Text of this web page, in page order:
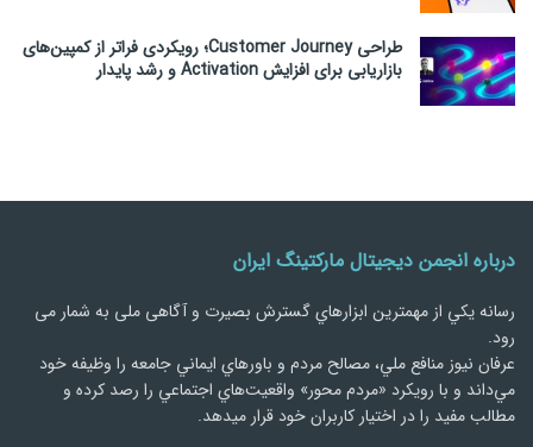
طراحی Customer Journey؛ رویکردی فراتر از کمپین‌های
بازاریابی برای افزایش Activation و رشد پایدار
درباره انجمن دیجیتال مارکتینگ ایران
رسانه يكي از مهمترین ابزارهاي گسترش بصیرت و آگاهی ملی به شمار می
رود.
عرفان نیوز منافع ملي، مصالح مردم و باورهاي ايماني جامعه را وظيفه خود
مي‌داند و با رويكرد «مردم‌ محور» واقعيت‌هاي اجتماعي را رصد کرده و
مطالب مفید را در اختیار کاربران خود قرار میدهد.